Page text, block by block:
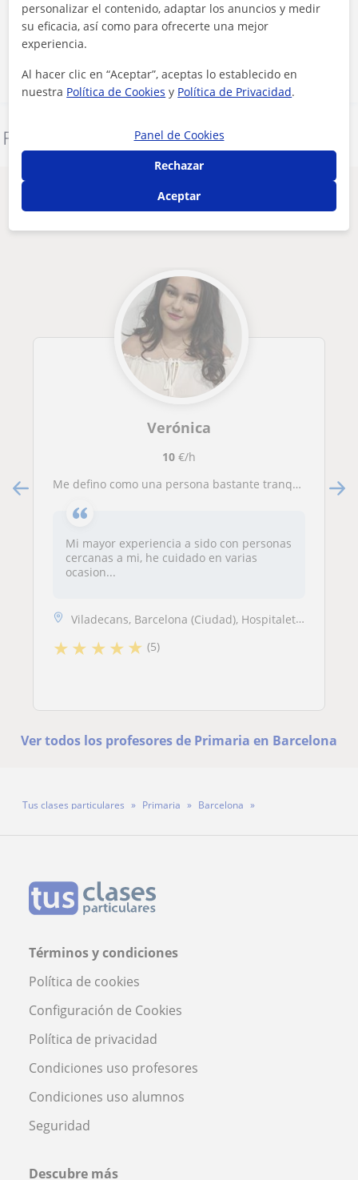
Denunciar este perfil
Otros profesores de Primaria en
Barcelona que pueden interesarte
Verónica
10€/h
Me defino como una persona bastante tranquila, con paciencia, responsable, puntual y con diferentes métodos de enseñanza.
Mi mayor experiencia a sido con personas
cercanas a mi, he cuidado en varias
ocasion...
Viladecans, Barcelona (Ciudad), Hospitalet de Llobregat
★★ ★★★ (5)
Ver todos los profesores de Primaria en Barcelona
Tus clases particulares Primaria
Barcelona
Términos y condiciones
Política de cookies
Configuración de Cookies
Política de privacidad
Condiciones uso profesores
Condiciones uso alumnos
Seguridad
Descubre más
personalizar el contenido, adaptar los anuncios y medir
su eficacia, así como para ofrecerte una mejor
experiencia.
Al hacer clic en “Aceptar”, aceptas lo establecido en
nuestra Política de Cookies y Política de Privacidad.
Panel de Cookies
Rechazar
Aceptar